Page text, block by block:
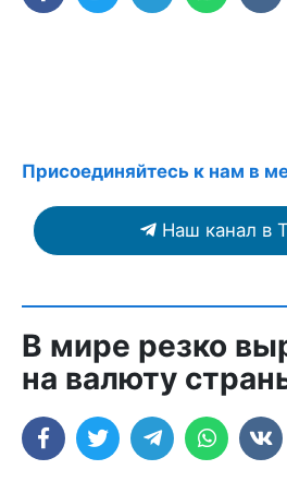
Присоединяйтесь к нам в
Наш канал в
В мире резко
на валюту